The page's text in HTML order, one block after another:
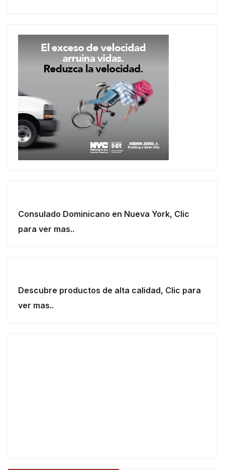
Consulado Dominicano en Nueva York, Clic
para ver mas..
Descubre productos de alta calidad, Clic para
ver mas..